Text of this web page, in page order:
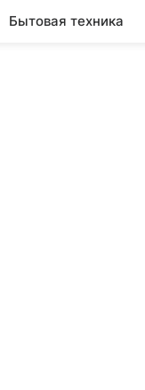
Бытовая техника